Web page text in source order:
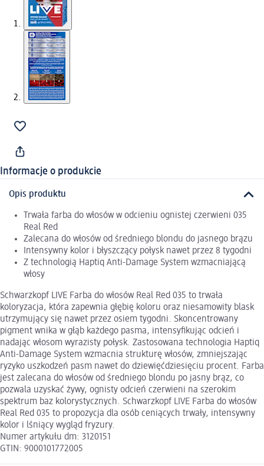
Informacje o produkcie
Opis produktu
Trwała farba do włosów w odcieniu ognistej czerwieni 035
Real Red
Zalecana do włosów od średniego blondu do jasnego brązu
Intensywny kolor i błyszczący połysk nawet przez 8 tygodni
Z technologią Haptiq Anti-Damage System wzmacniającą
włosy
Schwarzkopf LIVE Farba do włosów Real Red 035 to trwała
koloryzacja, która zapewnia głębię koloru oraz niesamowity blask
utrzymujący się nawet przez osiem tygodni. Skoncentrowany
pigment wnika w głąb każdego pasma, intensyfikując odcień i
nadając włosom wyrazisty połysk. Zastosowana technologia Haptiq
Anti-Damage System wzmacnia strukturę włosów, zmniejszając
ryzyko uszkodzeń pasm nawet do dziewięćdziesięciu procent. Farba
jest zalecana do włosów od średniego blondu po jasny brąz, co
pozwala uzyskać żywy, ognisty odcień czerwieni na szerokim
spektrum baz kolorystycznych. Schwarzkopf LIVE Farba do włosów
Real Red 035 to propozycja dla osób ceniących trwały, intensywny
kolor i lśniący wygląd fryzury.
Numer artykułu dm: 3120151
GTIN: 9000101772005